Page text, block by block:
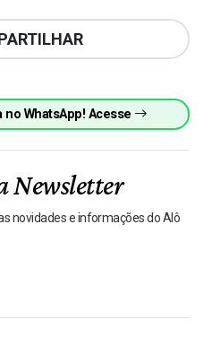
no WhatsApp! Acesse
Newsletter
novidades e informações do Alô